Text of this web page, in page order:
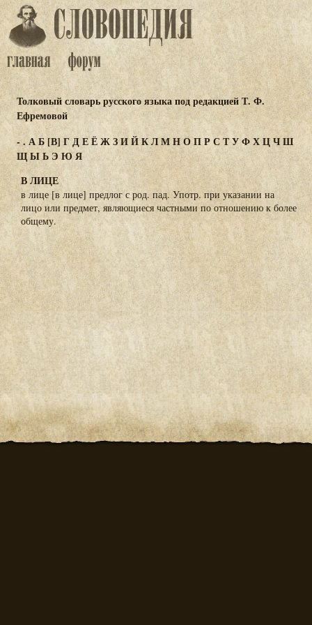
Толковый словарь русского языка под редакцией Т. Ф.
Ефремовой
- . АБ [В] ГДЕЁЖЗИЙКЛМНОПРС ТУФХЦЧШ
ЩЫЬЭ ЮЯ
В ЛИЦЕ
в лице [в лице] предлог с род. пад. Употр. при указании на
лицо или предмет, являющиеся частными по отношению к более
общему.